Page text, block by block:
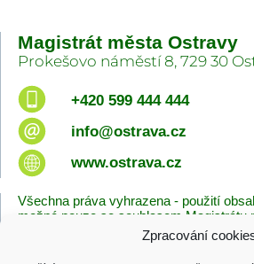
Zpracování
Magistrát města Ostravy
Prokešovo náměstí 8, 729 30
+420 599 444 444
info@ostrava.cz
www.ostrava.cz
Všechna práva vyhrazena - použití
možné pouze se souhlasem Magistrátu
Zásady cookies